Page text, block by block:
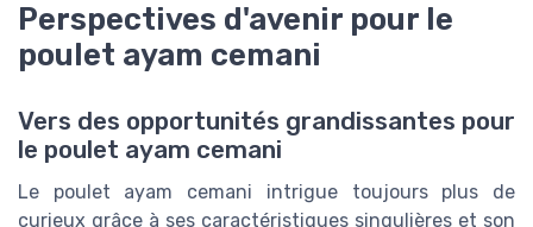
Perspectives d'avenir pour le
poulet ayam cemani
Vers des opportunités grandissantes pour
le poulet ayam cemani
Le poulet ayam cemani intrigue toujours plus de
curieux grâce à ses caractéristiques singulières et son